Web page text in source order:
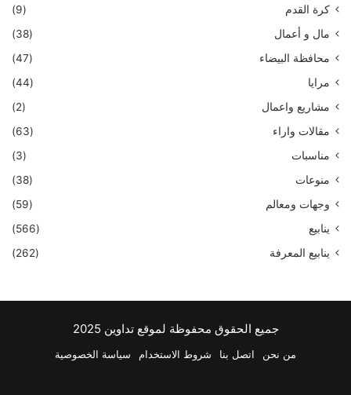
كرة القدم
(9)
مال و أعمال
(38)
محافظة البيضاء
(47)
مرايا
(44)
مشاريع واعمال
(2)
مقالات واراء
(63)
مناسبات
(3)
منوعات
(38)
وجهات ومعالم
(59)
ينابيع
(566)
ينابيع المعرفة
(262)
جميع الحقوق محفوظة لموقع تداوين 2025
من نحن اتصل بنا شروط الاستخدام سياسة الخصوصية